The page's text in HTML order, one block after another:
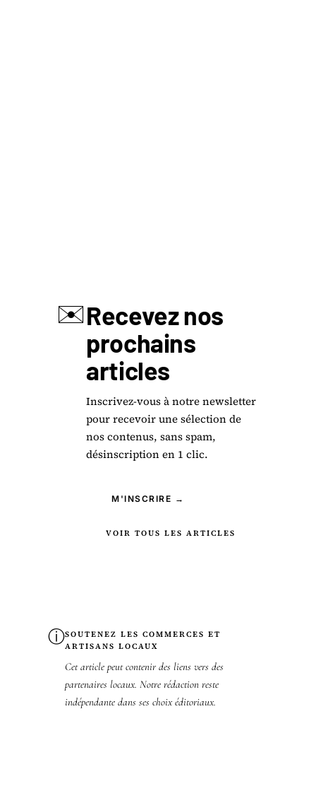
✉️Recevez nos
prochains
articles
Inscrivez-vous à notre newsletter
pour recevoir une sélection de
nos contenus, sans spam,
désinscription en 1 clic.
M'INSCRIRE →
VOIR TOUS LES ARTICLES
ⓘSOUTENEZ LES COMMERCES ET
ARTISANS LOCAUX
Cet article peut contenir des liens vers des
partenaires locaux. Notre rédaction reste
indépendante dans ses choix éditoriaux.